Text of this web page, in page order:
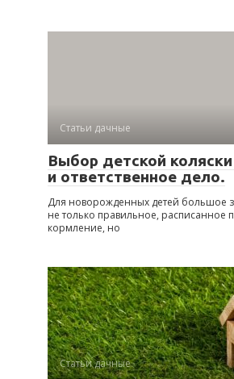
Статьи дачные
Выбор детской
и ответственное дело.
Для новорожденных детей большое
не только правильное, расписанное
кормление, но
Статьи дачные